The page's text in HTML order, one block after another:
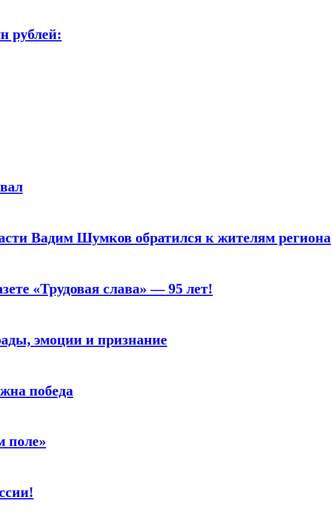
рублей:
Вадим Шумков обратился к жителям региона
«Трудовая слава» — 95 лет!
эмоции и признание
победа
поле»